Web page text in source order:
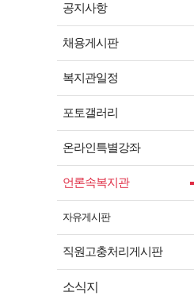
공지사항
채용게시판
복지관일정
포토갤러리
온라인특별강좌
언론속복지관
자유게시판
직원고충처리게시판
소식지